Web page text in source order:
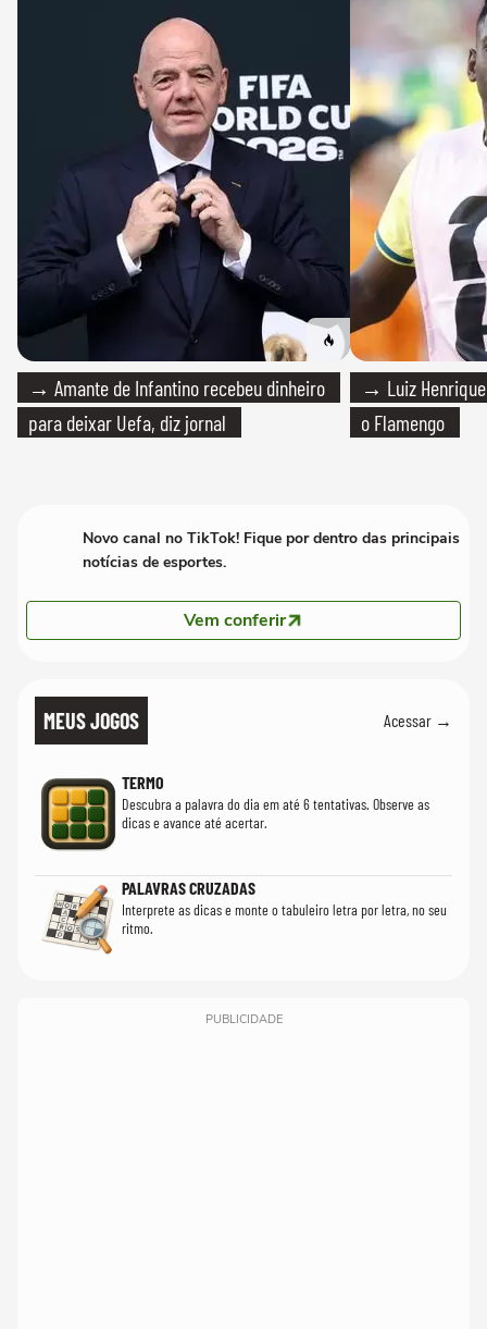
→ Amante de Infantino recebeu dinheiro
para deixar Uefa, diz jornal
→ Luiz
o Flamengo
Novo canal no TikTok! Fique por dentro das principais
notícias de esportes.
Vem conferir
MEUS JOGOS Acessar →
TERMO
Descubra a palavra do dia em até 6 tentativas. Observe as
dicas e avance até acertar.
PALAVRAS CRUZADAS
Interprete as dicas e monte o tabuleiro letra por letra, no seu
ritmo.
PUBLICIDADE